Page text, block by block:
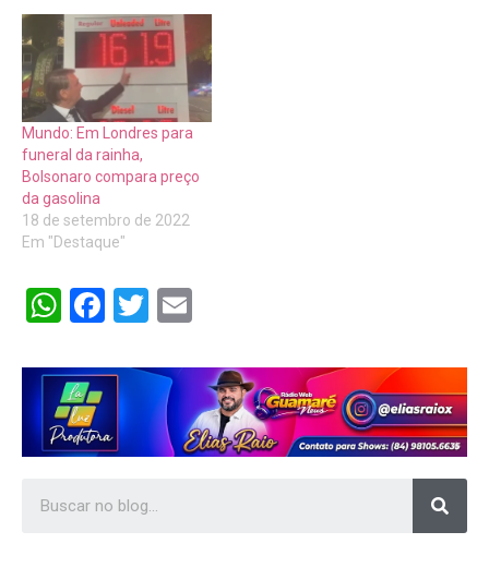
Mundo: Em Londres para
funeral da rainha,
Bolsonaro compara preço
da gasolina
18 de setembro de 2022
Em "Destaque"
WhatsApp
Facebook
Twitter